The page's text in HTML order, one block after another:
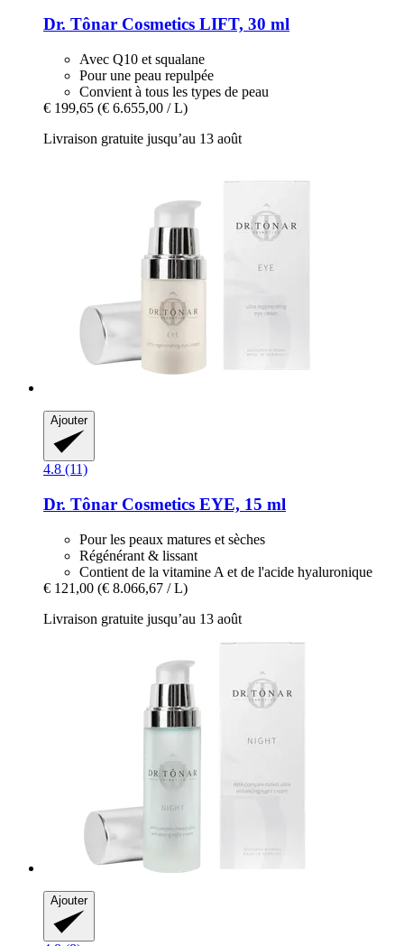
Dr. Tônar Cosmetics LIFT, 30 ml
Avec Q10 et squalane
Pour une peau repulpée
Convient à tous les types de peau
€ 199,65 (€ 6.655,00 / L)
Livraison gratuite jusqu’au 13 août
Ajouter
4.8 (11)
Dr. Tônar Cosmetics EYE, 15 ml
Pour les peaux matures et sèches
Régénérant & lissant
Contient de la vitamine A et de l'acide hyaluronique
€ 121,00 (€ 8.066,67 / L)
Livraison gratuite jusqu’au 13 août
Ajouter